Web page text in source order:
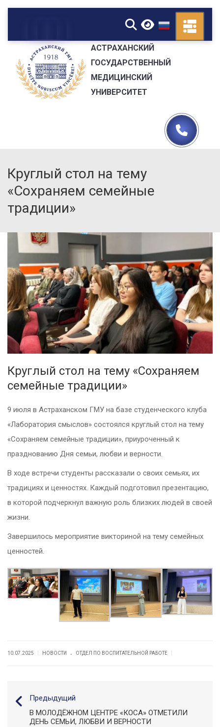
▼
АСТРАХАНСКИЙ
ГОСУДАРСТВЕННЫЙ
МЕДИЦИНСКИЙ
УНИВЕРСИТЕТ
Круглый стол на тему
«Сохраняем семейные
традиции»
Круглый стол на тему «Сохраняем
семейные традиции»
9 июля в Астраханском ГМУ на базе студенческого клуба
«Лаборатория смыслов» состоялся круглый стол на тему
«Сохраняем семейные традиции», приуроченный к
празднованию Дня семьи, любви и верности.
В ходе встречи студенты рассказали о своих семьях, их
традициях и ценностях. Каждый подготовил презентацию,
в которой подчеркнул важную роль близких людей в своей
жизни.
Завершилось мероприятие викториной на тему семейных
ценностей.
10.07.2025 НОВОСТИ . ОТДЕЛ ПО ВОСПИТАТЕЛЬНОЙ РАБОТЕ
Предыдущий
В МОЛОДЁЖНОМ ЦЕНТРЕ «КОСА» ОТМЕТИЛИ
ДЕНЬ СЕМЬИ, ЛЮБВИ И ВЕРНОСТИ